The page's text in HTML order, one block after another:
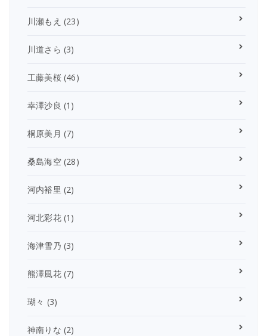
川瀬もえ (23)
川道さら (3)
工藤美桜(46)
幸澤沙良 (1)
桐原美月 (7)
桑島海空(28)
河内裕里 (2)
河北彩花(1)
海津雪乃 (3)
熊澤風花(7)
瑚々 (3)
神南りな (2)